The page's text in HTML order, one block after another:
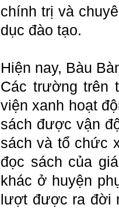
chính trị và
dục đào tạo.
Hiện nay, Bàu
Các trường trên
viện xanh hoạt
sách được vận
sách và tổ chức
đọc sách của
khác ở huyện
lượt được ra đời